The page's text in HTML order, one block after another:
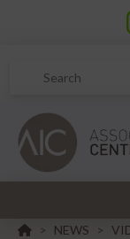
Search
HOME
> NEWS >